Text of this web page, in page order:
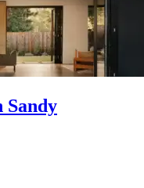
Sandy